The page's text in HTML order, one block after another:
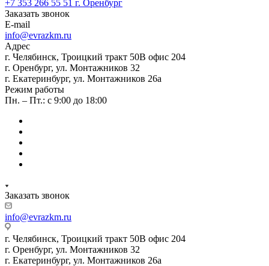
+7 353 266 55 51 г. Оренбург
Заказать звонок
E-mail
info@evrazkm.ru
Адрес
г. Челябинск, Троицкий тракт 50В офис 204
г. Оренбург, ул. Монтажников 32
г. Екатеринбург, ул. Монтажников 26а
Режим работы
Пн. – Пт.: с 9:00 до 18:00
Заказать звонок
info@evrazkm.ru
г. Челябинск, Троицкий тракт 50В офис 204
г. Оренбург, ул. Монтажников 32
г. Екатеринбург, ул. Монтажников 26а